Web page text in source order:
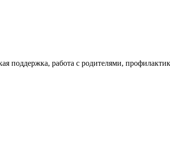
поддержка, работа с родителями,